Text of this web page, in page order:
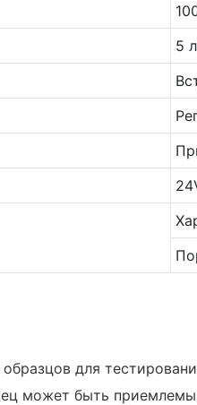
5
для
может быть